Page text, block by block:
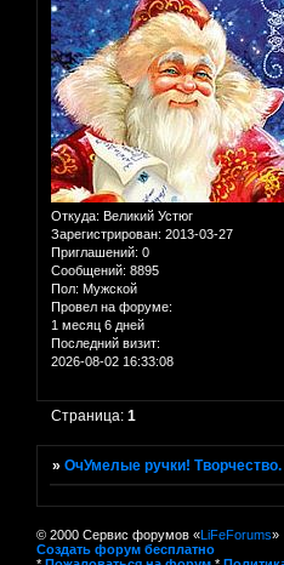
Откуда: Великий Устюг
Зарегистрирован: 2013-03-27
Приглашений: 0
Сообщений: 8895
Пол: Мужской
Провел на форуме:
1 месяц 6 дней
Последний визит:
2026-08-02 16:33:08
Страница:1
»ОчУмелые ручки!
© 2000 Сервис форумов «LiFeForums»
Создать форум бесплатно